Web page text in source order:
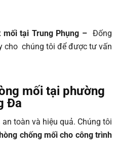
mối tại Trung Phụng –Đống
cho chúng tôi để được tư vấn
mối tại phường
Đa
toàn và hiệu quả. Chúng tôi
chống mối cho công trình